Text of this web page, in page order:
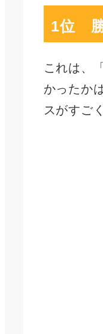
1位 勝
これは、
かったか
スがすご